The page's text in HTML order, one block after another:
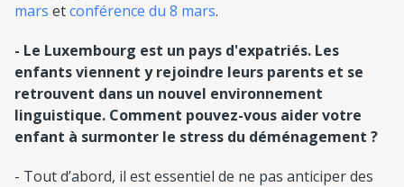
mars etconférence du 8 mars.
- Le Luxembourg est un pays d'expatriés. Les
enfants viennent y rejoindre leurs parents et se
retrouvent dans un nouvel environnement
linguistique. Comment pouvez-vous aider votre
enfant à surmonter le stress du déménagement ?
- Tout d’abord, il est essentiel de ne pas anticiper des